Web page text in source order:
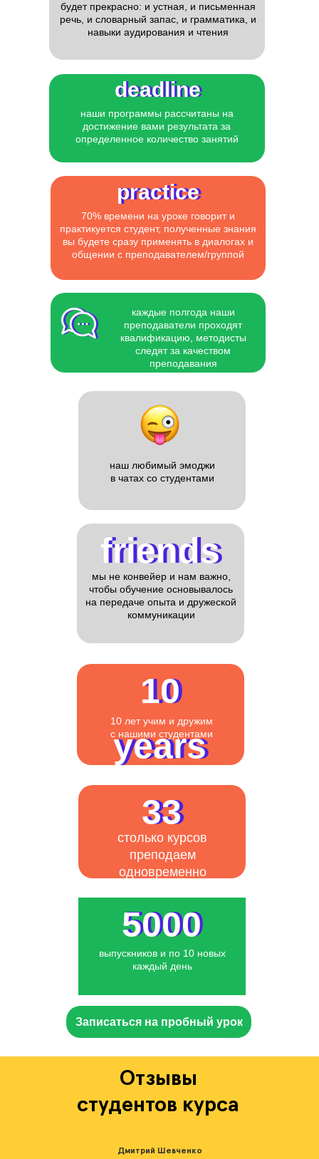
Записаться на пробный урок
practice
practice
70% времени на уроке говорит и
практикуется студент, полученные знания
вы будете сразу применять в диалогах и
общении с преподавателем/группой
deadline
deadline
наши программы рассчитаны на
достижение вами результата за
определенное количество занятий
каждые полгода наши
преподаватели проходят
квалификацию, методисты
следят за качеством
преподавания
будет прекрасно: и устная, и письменная
речь, и словарный запас, и грамматика, и
навыки аудирования и чтения
мы не конвейер и нам важно,
чтобы обучение основывалось
на передаче опыта и дружеской
коммуникации
friends
friends
33
33
столько курсов
преподаем
одновременно
наш любимый эмоджи
в чатах со студентами
10
years
10
years
10 лет учим и дружим
с нашими студентами
5000
5000
выпускников и по 10 новых
каждый день
Отзывы
студентов курса
Оксана Грицай